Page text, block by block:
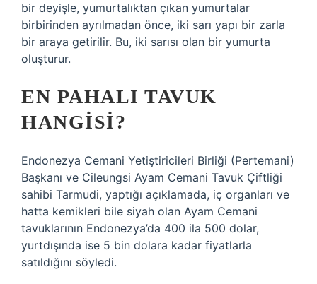
bir deyişle, yumurtalıktan çıkan yumurtalar
birbirinden ayrılmadan önce, iki sarı yapı bir zarla
bir araya getirilir. Bu, iki sarısı olan bir yumurta
oluşturur.
EN PAHALI TAVUK
HANGISI?
Endonezya Cemani Yetiştiricileri Birliği (Pertemani)
Başkanı ve Cileungsi Ayam Cemani Tavuk Çiftliği
sahibi Tarmudi, yaptığı açıklamada, iç organları ve
hatta kemikleri bile siyah olan Ayam Cemani
tavuklarının Endonezya’da 400 ila 500 dolar,
yurtdışında ise 5 bin dolara kadar fiyatlarla
satıldığını söyledi.